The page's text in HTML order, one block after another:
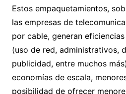
Estos empaquetamientos,
las empresas de
por cable, generan
(uso de red, administrativos,
publicidad, entre muchos
economías de escala,
posibilidad de ofrecer